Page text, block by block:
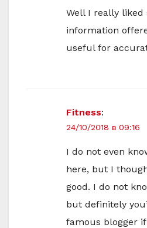
Well I really liked
information
useful for
Fitness:
24/10/2018 в 09:16
I do not even
here, but I
good. I do not
but definitely
famous blogger if